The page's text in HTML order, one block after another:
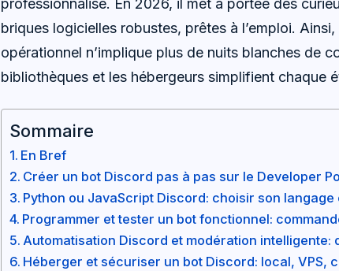
professionnalisé. En 2026, il met à portée des
briques logicielles robustes, prêtes à l’emploi. Ainsi,
opérationnel n’implique plus de nuits blanches de
bibliothèques et les hébergeurs simplifient chaque
Sommaire
En Bref
Créer un bot Discord pas à pas sur le Developer
Python ou JavaScript Discord: choisir son
Programmer et tester un bot fonctionnel:
Automatisation Discord et modération intelligente:
Héberger et sécuriser un bot Discord: local, VPS,